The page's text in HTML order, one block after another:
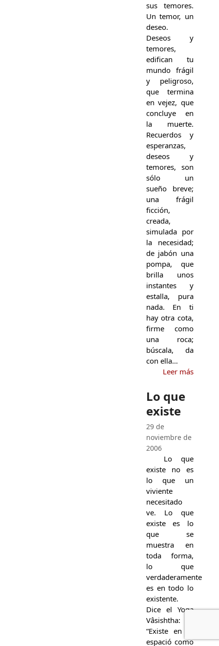
sus temores.
Un temor, un
deseo.
Deseos y
temores,
edifican tu
mundo frágil
y peligroso,
que termina
en vejez, que
concluye en
la muerte.
Recuerdos y
esperanzas,
deseos y
temores, son
sólo un
sueño breve;
una frágil
ficción,
creada,
simulada por
la necesidad;
de jabón una
pompa, que
brilla unos
instantes y
estalla, pura
nada. En ti
hay otra cota,
firme como
una roca;
búscala, da
con ella…
Leer más
Lo que
existe
29 de
noviembre de
2006
Lo que
existe no es
lo que un
viviente
necesitado
ve. Lo que
existe es lo
que se
muestra en
toda forma,
lo que
verdaderamente
es en todo lo
existente.
Dice el Yoga
Vâsishtha:
“Existe en el
espació como